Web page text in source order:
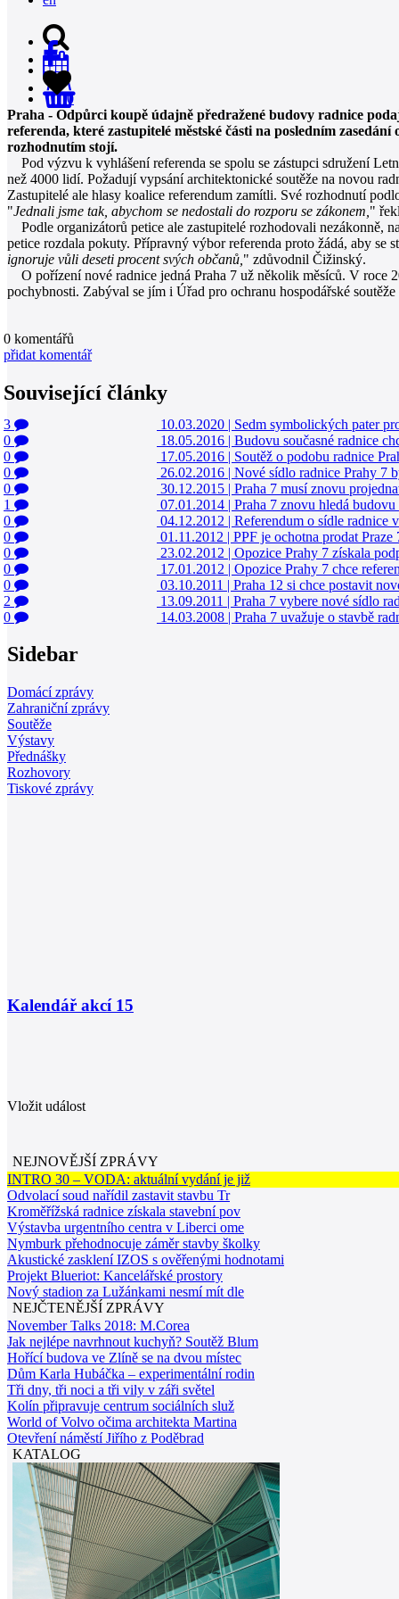
0
Praha - Odpůrci koupě údajně předražené budovy radnice
referenda, které zastupitelé městské části na posledním
rozhodnutím stojí.
Pod výzvu k vyhlášení referenda se spolu se zástupci sdružení
než 4000 lidí. Požadují vypsání architektonické soutěže na novou
Zastupitelé ale hlasy koalice referendum zamítli. Své rozhodnutí
"Jednali jsme tak, abychom se nedostali do rozporu se zákonem, "
Podle organizátorů petice ale zastupitelé rozhodovali nezákonně,
petice rozdala pokuty. Přípravný výbor referenda proto žádá, aby se
ignoruje vůli deseti procent svých občanů, " zdůvodnil Čižinský.
O pořízení nové radnice jedná Praha 7 už několik měsíců. V roce
pochybnosti. Zabýval se jím i Úřad pro ochranu hospodářské
0 komentářů
přidat komentář
Související články
3 10.03.2020 | Sedm symbolických pater
0
18.05.2016 | Budovu současné radnice
0
17.05.2016 | Soutěž o podobu radnice
0
26.02.2016 | Nové sídlo radnice Prahy 7
0
30.12.2015 | Praha 7 musí znovu
1
07.01.2014 | Praha 7 znovu hledá
0
04.12.2012 | Referendum o sídle radnice
0
01.11.2012 | PPF je ochotna prodat
0
23.02.2012 | Opozice Prahy 7 získala
0
17.01.2012 | Opozice Prahy 7 chce
0
03.10.2011 | Praha 12 si chce postavit
2
13.09.2011 | Praha 7 vybere nové sídlo
0
14.03.2008 | Praha 7 uvažuje o stavbě
Sidebar
Domácí zprávy
Zahraniční zprávy
Soutěže
Výstavy
Přednášky
Rozhovory
Tiskové zprávy
Kalendář akcí 15
Vložit událost
NEJNOVĚJŠÍ ZPRÁVY
INTRO 30 – VODA: aktuální vydání je již
Odvolací soud nařídil zastavit stavbu Tr
Kroměřížská radnice získala stavební pov
Výstavba urgentního centra v Liberci ome
Nymburk přehodnocuje záměr stavby školky
Akustické zasklení IZOS s ověřenými hodnotami
Projekt Blueriot: Kancelářské prostory
Nový stadion za Lužánkami nesmí mít dle
NEJČTENĚJŠÍ ZPRÁVY
November Talks 2018: M.Corea
Jak nejlépe navrhnout kuchyň? Soutěž Blum
Hořící budova ve Zlíně se na dvou místec
Dům Karla Hubáčka – experimentální rodin
Tři dny, tři noci a tři vily v záři světel
Kolín připravuje centrum sociálních služ
World of Volvo očima architekta Martina
Otevření náměstí Jiřího z Poděbrad
KATALOG